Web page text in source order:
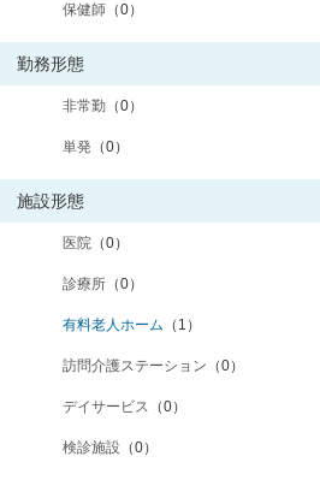
保健師 （0）
勤務形態
非常勤 （0）
単発 （0）
施設形態
医院 （0）
診療所 （0）
有料老人ホーム （1）
訪問介護ステーション （0）
デイサービス （0）
検診施設 （0）